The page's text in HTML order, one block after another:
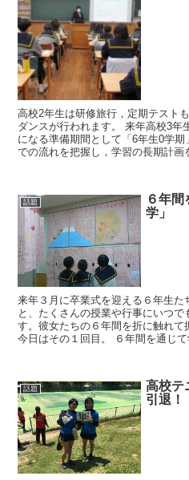
高校2年生は研修旅行，定期テスト
ダンスが行われます。 来年高校3年
になる準備期間として「6年生0学
での流れを把握し，学習の長期計画
話題
６年
学」
来年３月に卒業式を迎える６年生た
と、たくさんの授業や行事にいつ
す。彼女たちの６年間を折に触れて
今日はその１回目。 ６年間を通じて
話題
高校テ
引退！